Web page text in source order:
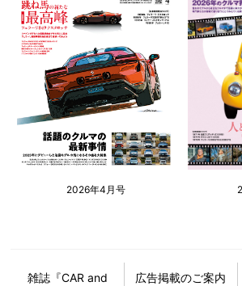
2026年4月号
雑誌『CAR and
広告掲載のご案内